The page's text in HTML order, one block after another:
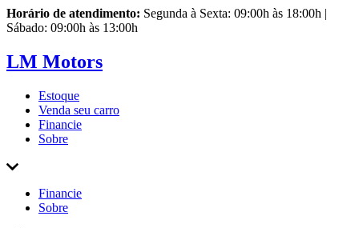
Horário de atendimento: Segunda à Sexta: 09:00h às 18:00h |
Sábado: 09:00h às 13:00h
LM Motors
Estoque
Venda seu carro
Financie
Sobre
Financie
Sobre